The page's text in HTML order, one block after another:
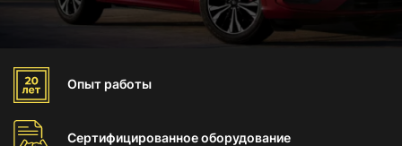
Опыт работы
Сертифицированноеоборудование